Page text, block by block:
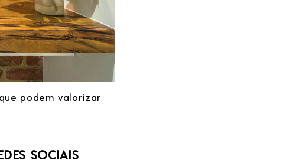
podem valorizar
SOCIAIS